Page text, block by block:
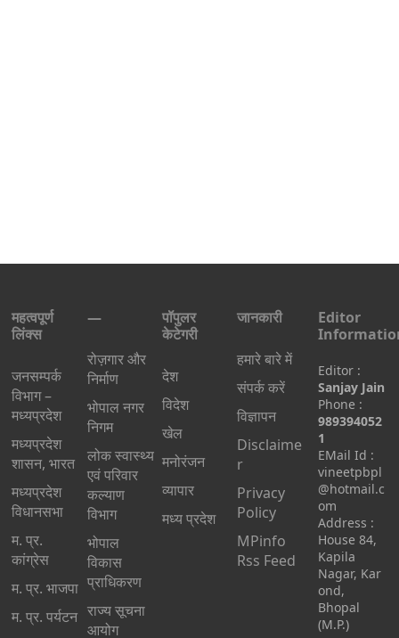
महत्वपूर्ण
लिंक्स
जनसम्पर्क
विभाग –
मध्यप्रदेश
मध्यप्रदेश
शासन, भारत
मध्‍यप्रदेश
विधानसभा
म. प्र.
कांग्रेस
म. प्र. भाजपा
म. प्र. पर्यटन
—
रोज़गार और
निर्माण
भोपाल नगर
निगम
लोक स्वास्थ्य
एवं परिवार
कल्याण
विभाग
भोपाल
विकास
प्राधिकरण
राज्य सूचना
आयोग
पॉपुलर
केटेगरी
देश
विदेश
खेल
मनोरंजन
व्यापार
मध्य प्रदेश
जानकारी
हमारे बारे में
संपर्क करें
विज्ञापन
Disclaime
r
Privacy
Policy
MPinfo
Rss Feed
Editor
Editor :
Sanjay Jain
Phone :
989394052
1
EMail Id :
vineetpbpl
@hotmail.c
om
Address :
House 84,
Kapila
Nagar, Kar
ond,
Bhopal
(M.P.)